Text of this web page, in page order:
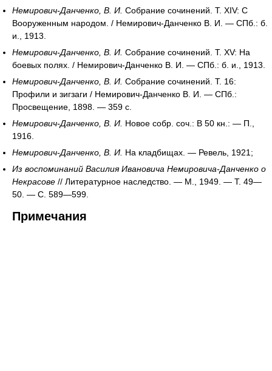
Немирович-Данченко, В. И. Собрание сочинений. Т. XIV: C
Вооруженным народом. / Немирович-Данченко В. И. — СПб.: б.
и., 1913.
Немирович-Данченко, В. И. Собрание сочинений. Т. XV: На
боевых полях. / Немирович-Данченко В. И. — СПб.: б. и., 1913.
Немирович-Данченко, В. И. Собрание сочинений. Т. 16:
Профили и зигзаги / Немирович-Данченко В. И. — СПб.:
Просвещение, 1898. — 359 с.
Немирович-Данченко, В. И. Новое собр. соч.: В 50 кн.: — П.,
1916.
Немирович-Данченко, В. И. На кладбищах. — Ревель, 1921;
Из воспоминаний Василия Ивановича Немировича-Данченко о
Некрасове // Литературное наследство. — М., 1949. — Т. 49—
50. — С. 589—599.
Примечания